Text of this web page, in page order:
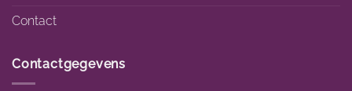
Contact
Contactgegevens